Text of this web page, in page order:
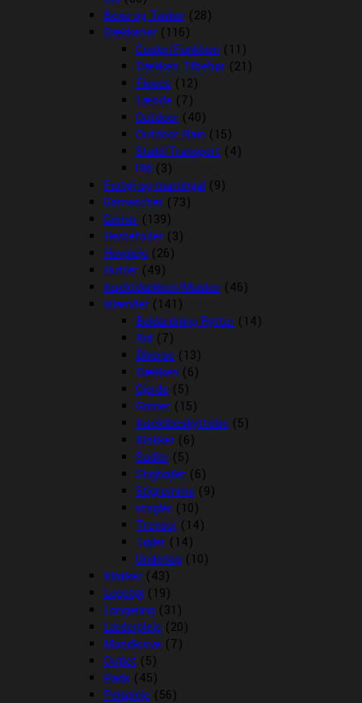
Boxe og Tasker (28)
Dækkener (116)
Cooler/Funktion (11)
Dækken Tilbehør (21)
Fleece (12)
Lænde (7)
Outdoor (40)
Outdoor Rain (15)
Stald/Transport (4)
Uld (3)
Fortøj og martingal (9)
Gamascher (73)
Grimer (139)
Hestefoder (3)
Hovpleje (26)
Hutter (49)
Insektdækken/Masker (46)
Islænder (141)
Beklædning Rytter (14)
Bid (7)
Diverse (13)
Dækken (6)
Gjorde (5)
Grimer (15)
Insektbeskyttelse (5)
Klokker (6)
Sadler (5)
Stigbøjler (6)
Stigremme (9)
strigler (10)
Trenser (14)
Tøjler (14)
Underlag (10)
Klokker (43)
Legetøj (19)
Longering (31)
Læderpleje (20)
Mundkurve (7)
Outlet (5)
Pads (45)
Pelspleje (56)